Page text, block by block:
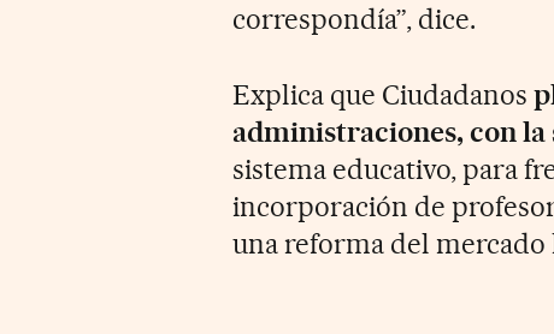
correspondía”, dice.
Explica que Ciudadanos
administraciones, con la
sistema educativo, para
incorporación de
una reforma del